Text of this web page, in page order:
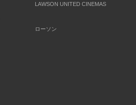
LAWSON UNITED CINEMAS
ローソン